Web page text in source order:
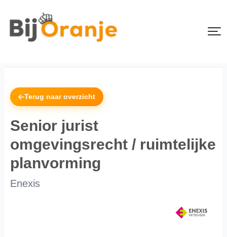
Terug naar overzicht
Senior jurist
omgevingsrecht / ruimtelijke
planvorming
Enexis